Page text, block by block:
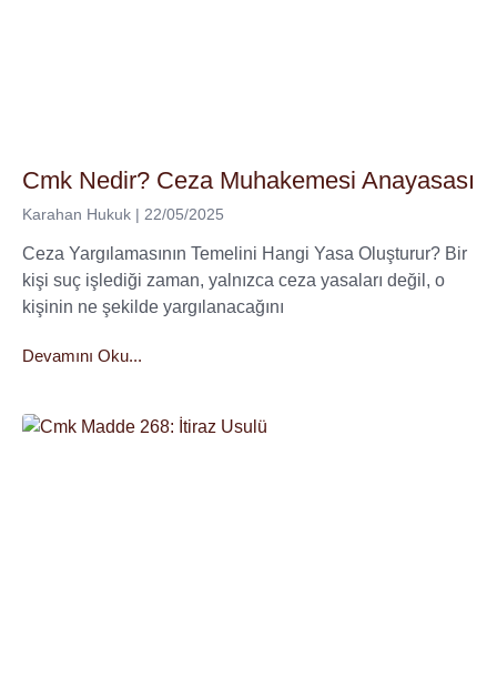
Cmk Nedir? Ceza Muhakemesi Anayasası
Karahan Hukuk 22/05/2025
Ceza Yargılamasının Temelini Hangi Yasa Oluşturur? Bir
kişi suç işlediği zaman, yalnızca ceza yasaları değil, o
kişinin ne şekilde yargılanacağını
Devamını Oku...